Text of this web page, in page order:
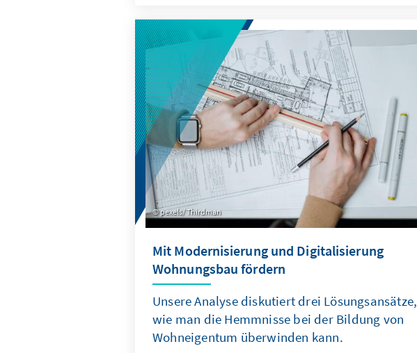
Angriffskrieges auf diese Themen und zieht ein
vorläufiges Fazit.
pexels/ Thirdman
Mit Modernisierung und Digitalisierung
Wohnungsbau fördern
Unsere Analyse diskutiert drei Lösungsansätze,
wie man die Hemmnisse bei der Bildung von
Wohneigentum überwinden kann.